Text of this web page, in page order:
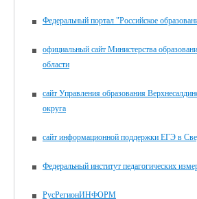
Федеральный портал "Российское
официальный сайт Министерства
области
сайт Управления образования
округа
сайт информационной поддержки ЕГЭ в
Федеральный институт педагогических
РусРегионИНФОРМ